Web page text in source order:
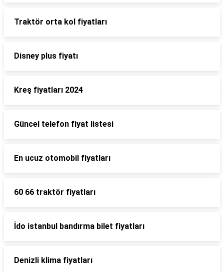
Traktör orta kol fiyatları
Disney plus fiyatı
Kreş fiyatları 2024
Güncel telefon fiyat listesi
En ucuz otomobil fiyatları
60 66 traktör fiyatları
İdo istanbul bandırma bilet fiyatları
Denizli klima fiyatları